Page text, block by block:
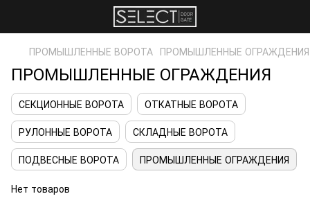
ПРОМЫШЛЕННЫЕ ВОРОТА ПРОМЫШЛЕННЫЕ ОГРАЖДЕНИЯ
ПРОМЫШЛЕННЫЕ ОГРАЖДЕНИЯ
СЕКЦИОННЫЕ ВОРОТА
ОТКАТНЫЕ ВОРОТА
РУЛОННЫЕ ВОРОТА
СКЛАДНЫЕ ВОРОТА
ПОДВЕСНЫЕ ВОРОТА
ПРОМЫШЛЕННЫЕ ОГРАЖДЕНИЯ
Нет товаров